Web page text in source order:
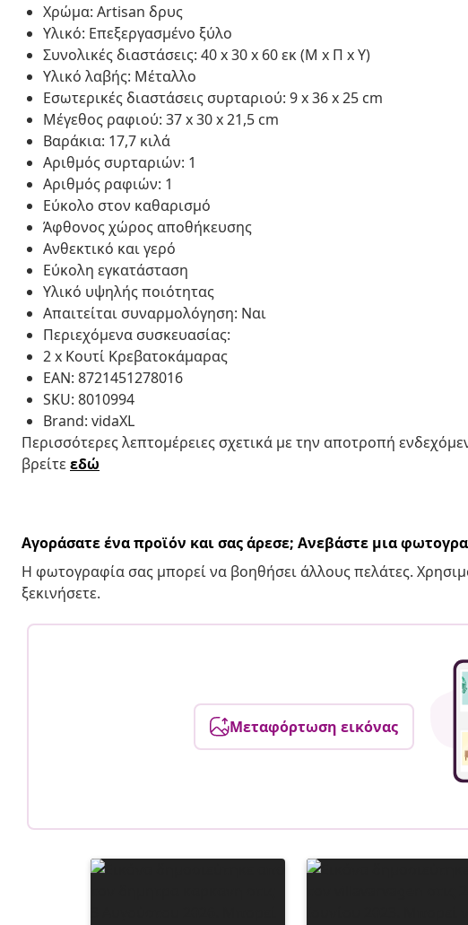
Χρώμα: Artisan δρυς
Υλικό: Επεξεργασμένο ξύλο
Συνολικές διαστάσεις: 40 x 30 x 60 εκ (Μ x Π x Υ)
Υλικό λαβής: Μέταλλο
Εσωτερικές διαστάσεις συρταριού: 9 x 36 x 25 cm
Μέγεθος ραφιού: 37 x 30 x 21,5 cm
Βαράκια: 17,7 κιλά
Αριθμός συρταριών: 1
Αριθμός ραφιών: 1
Εύκολο στον καθαρισμό
Άφθονος χώρος αποθήκευσης
Ανθεκτικό και γερό
Εύκολη εγκατάσταση
Υλικό υψηλής ποιότητας
Απαιτείται συναρμολόγηση: Ναι
Περιεχόμενα συσκευασίας:
2 x Κουτί Κρεβατοκάμαρας
EAN: 8721451278016
SKU: 8010994
Brand: vidaXL
Περισσότερες λεπτομέρειες σχετικά με την αποτροπή
βρείτεεδώ
Αγοράσατε ένα προϊόν και σας άρεσε; Ανεβάστε μια
Η φωτογραφία σας μπορεί να βοηθήσει άλλους πελάτες.
ξεκινήσετε.
Μεταφόρτωση εικόνας